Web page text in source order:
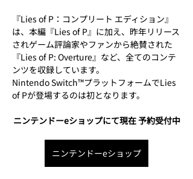
『Lies of P：コンプリート エディション』
は、本編『Lies of P』に加え、昨年リリース
されゲーム評論家やファンから絶賛された
『Lies of P: Overture』など、全てのコンテ
ンツを収録しています。
Nintendo Switch™プラットフォームでLies
of Pが登場するのは初となります。
ニンテンドーeショップにて現在 予約受付中
ニンテンドーeショップ